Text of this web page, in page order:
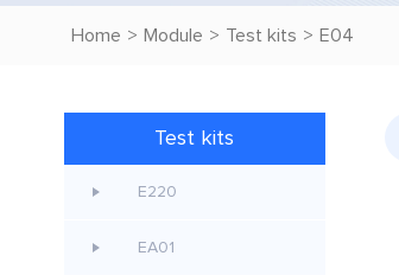
Home > Module > Test kits > E04
Test kits
E220
EA01